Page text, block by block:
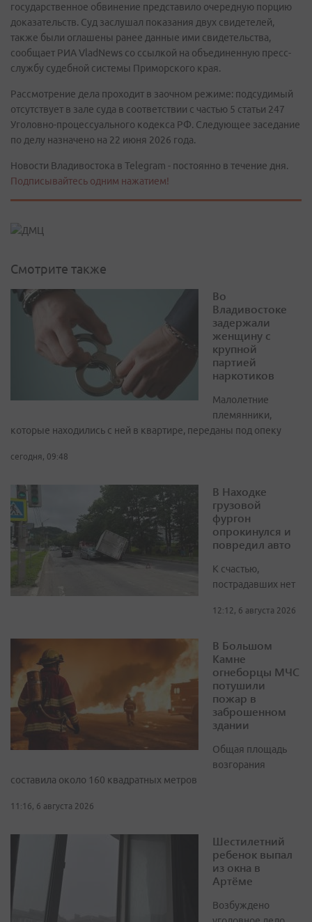
государственное обвинение представило очередную порцию
доказательств. Суд заслушал показания двух свидетелей,
также были оглашены ранее данные ими свидетельства,
сообщает РИА VladNews со ссылкой на объединенную пресс-
службу судебной системы Приморского края.
Рассмотрение дела проходит в заочном режиме: подсудимый
отсутствует в зале суда в соответствии с частью 5 статьи 247
Уголовно-процессуального кодекса РФ. Следующее заседание
по делу назначено на 22 июня 2026 года.
Новости Владивостока в Telegram - постоянно в течение дня.
Подписывайтесь одним нажатием!
Смотрите также
Во
Владивостоке
задержали
женщину с
крупной
партией
наркотиков
Малолетние
племянники,
которые находились с ней в квартире, переданы под опеку
сегодня, 09:48
В Находке
грузовой
фургон
опрокинулся и
повредил авто
К счастью,
пострадавших нет
12:12, 6 августа 2026
В Большом
Камне
огнеборцы МЧС
потушили
пожар в
заброшенном
здании
Общая площадь
возгорания
составила около 160 квадратных метров
11:16, 6 августа 2026
Шестилетний
ребенок выпал
из окна в
Артёме
Возбуждено